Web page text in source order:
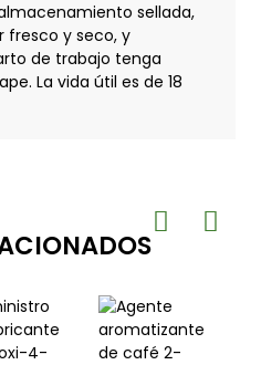
sellada,
fresco y seco, y
de trabajo tenga
La vida útil es de 18